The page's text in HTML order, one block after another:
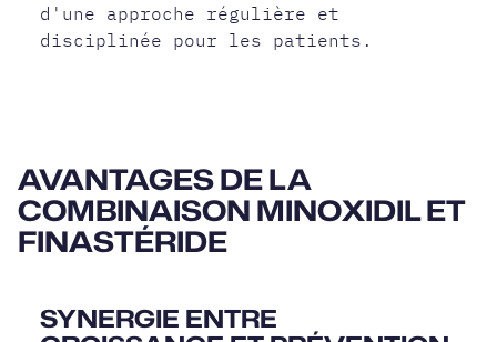
d'une approche régulière et
disciplinée pour les patients.
AVANTAGES DE LA
COMBINAISON MINOXIDIL ET
FINASTÉRIDE
SYNERGIE ENTRE